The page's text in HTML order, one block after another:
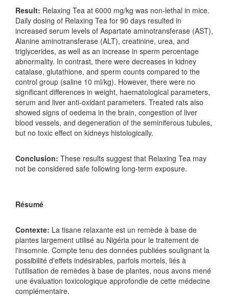
Result: Relaxing Tea at 6000 mg/kg was non-lethal in mice.
Daily dosing of Relaxing Tea for 90 days resulted in
increased serum levels of Aspartate aminotransferase (AST),
Alanine aminotransferase (ALT), creatinine, urea, and
triglycerides, as well as an increase in sperm percentage
abnormality. In contrast, there were decreases in kidney
catalase, glutathione, and sperm counts compared to the
control group (saline 10 ml/kg). However, there were no
significant differences in weight, haematological parameters,
serum and liver anti-oxidant parameters. Treated rats also
showed signs of oedema in the brain, congestion of liver
blood vessels, and degeneration of the seminiferous tubules,
but no toxic effect on kidneys histologically.
Conclusion: These results suggest that Relaxing Tea may
not be considered safe following long-term exposure.
Résumé
Contexte: La tisane relaxante est un remède à base de
plantes largement utilisé au Nigéria pour le traitement de
l'insomnie. Compte tenu des données publiées soulignant la
possibilité d'effets indésirables, parfois mortels, liés à
l'utilisation de remèdes à base de plantes, nous avons mené
une évaluation toxicologique approfondie de cette médecine
complémentaire.